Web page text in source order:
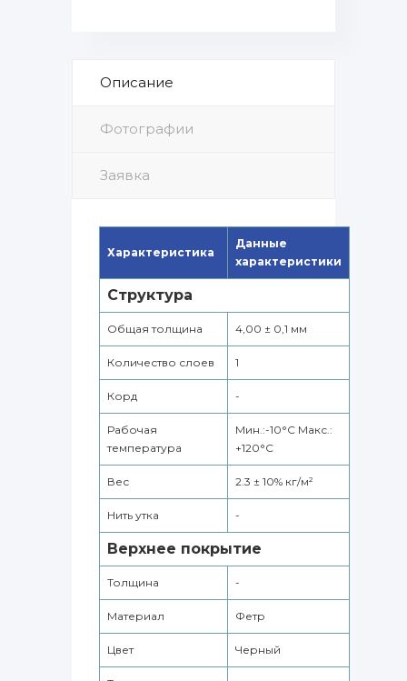
Описание
Фотографии
Заявка
Характеристика
Данные
характеристики
Структура
Общая толщина 4,00 ± 0,1 мм
Количество слоев 1
Корд -
Рабочая
температура
Мин.:-10°С Макс.:
+120°С
Вес 2.3 ± 10% кг/м²
Нить утка -
Верхнее покрытие
Толщина -
Материал Фетр
Цвет Черный